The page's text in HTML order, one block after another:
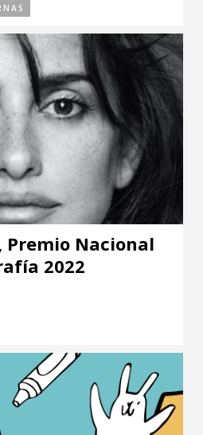
Premio Nacional
2022